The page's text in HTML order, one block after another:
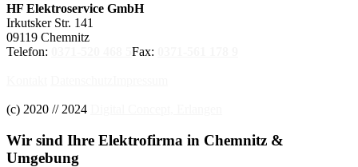
HF Elektroservice GmbH
Irkutsker Str. 141
09119 Chemnitz
Telefon:
Fax:
(c) 2020 // 2024
Wir sind Ihre Elektrofirma in Chemnitz &
Umgebung